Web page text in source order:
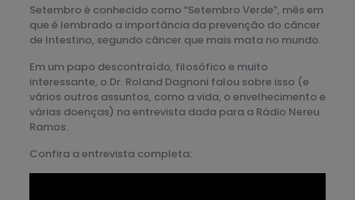
Setembro é conhecido como “Setembro Verde”, mês em
que é lembrado a importância da prevenção do câncer
de Intestino, segundo câncer que mais mata no mundo.
Em um papo descontraído, filosófico e muito
interessante, o Dr. Roland Dagnoni falou sobre isso (e
vários outros assuntos, como a vida, o envelhecimento e
várias doenças) na entrevista dada para a Rádio Nereu
Ramos.
Confira a entrevista completa: